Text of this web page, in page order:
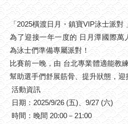
「2025橫渡日月・鎮寶VIP泳士派對
為了迎接一年一度的 日月潭國際萬
為泳士們準備專屬派對！
比賽前一晚，由 台北專業體適能教
幫助選手們舒展筋骨、提升狀態，迎
活動資訊
日期：2025/9/26 (五)、9/27 (六)
時間：晚間 20:00－21:00